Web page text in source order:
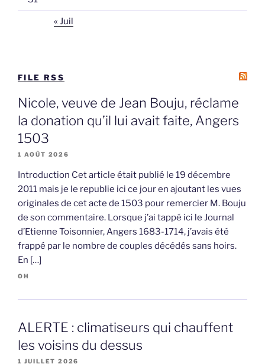
« Juil
FILE RSS
Nicole, veuve de Jean Bouju, réclame
la donation qu’il lui avait faite, Angers
1503
1 AOÛT 2026
Introduction Cet article était publié le 19 décembre
2011 mais je le republie ici ce jour en ajoutant les vues
originales de cet acte de 1503 pour remercier M. Bouju
de son commentaire. Lorsque j’ai tappé ici le Journal
d’Etienne Toisonnier, Angers 1683-1714, j’avais été
frappé par le nombre de couples décédés sans hoirs.
En […]
OH
ALERTE : climatiseurs qui chauffent
les voisins du dessus
1 JUILLET 2026